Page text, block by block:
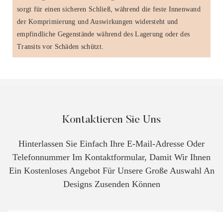
sorgt für einen sicheren Schließ, während die feste Innenwand
der Komprimierung und Auswirkungen widersteht und
empfindliche Gegenstände während des Lagerung oder des
Transits vor Schäden schützt.
Kontaktieren Sie Uns
Hinterlassen Sie Einfach Ihre E-Mail-Adresse Oder
Telefonnummer Im Kontaktformular, Damit Wir Ihnen
Ein Kostenloses Angebot Für Unsere Große Auswahl An
Designs Zusenden Können